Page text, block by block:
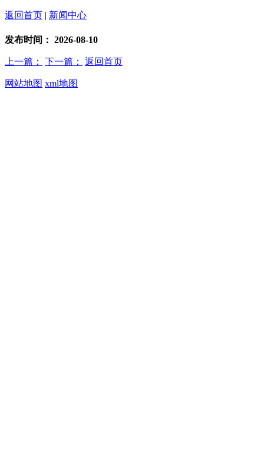
返回首页 | 新闻中心
发布时间： 2026-08-10
上一篇： 下一篇： 返回首页
网站地图 xml地图